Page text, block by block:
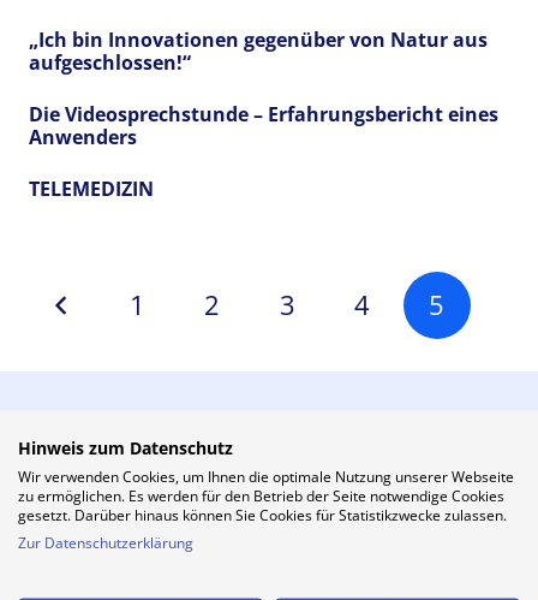
„Ich bin Innovationen gegenüber von Natur aus
aufgeschlossen!“
Die Videosprechstunde – Erfahrungsbericht eines
Anwenders
TELEMEDIZIN
1 2 3 4 5
Hinweis zum Datenschutz
Wir verwenden Cookies, um Ihnen die optimale Nutzung unserer Webseite
zu ermöglichen. Es werden für den Betrieb der Seite notwendige Cookies
gesetzt. Darüber hinaus können Sie Cookies für Statistikzwecke zulassen.
Zur Datenschutzerklärung